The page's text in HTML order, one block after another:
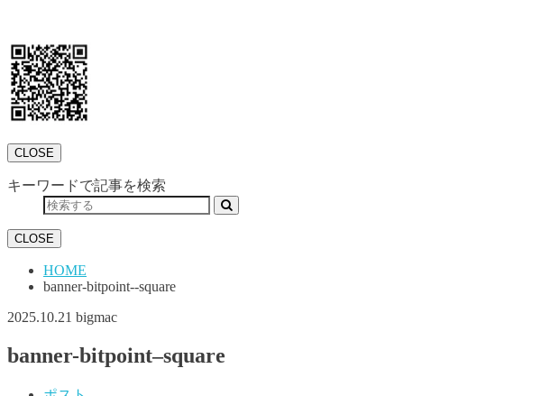
CLOSE
キーワードで記事を検索
CLOSE
HOME
banner-bitpoint--square
2025.10.21 bigmac
banner-bitpoint–square